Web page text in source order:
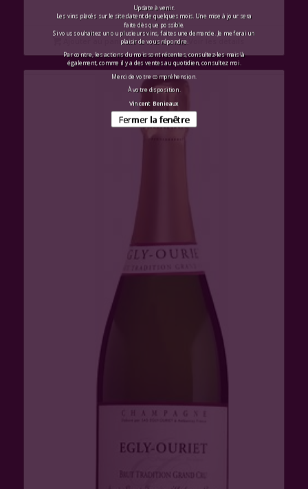
Ajouter au panier Voir les détails
Update à venir.
Les vins placés sur le site datent de quelques mois. Une mise à jour sera
faite dès que possible.
Si vous souhaitez un ou plusieurs vins, faites une demande. Je me ferai un
plaisir de vous répondre.
Par contre, les actions du mois sont récentes, consultez-les mais là
également, comme il y a des ventes au quotidien, consultez moi.
Merci de votre compréhension.
À votre disposition.
Vincent Benieaux
Fermer la fenêtre